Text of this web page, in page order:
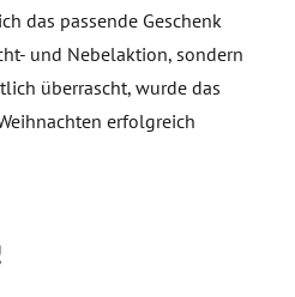
das passende Geschenk
und Nebelaktion, sondern
überrascht, wurde das
erfolgreich